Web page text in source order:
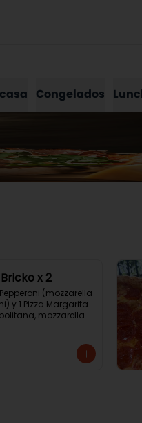
Congelados
Combo Bricko x 2
(mozzarella
y 1 Pizza Margarita
mozzarella